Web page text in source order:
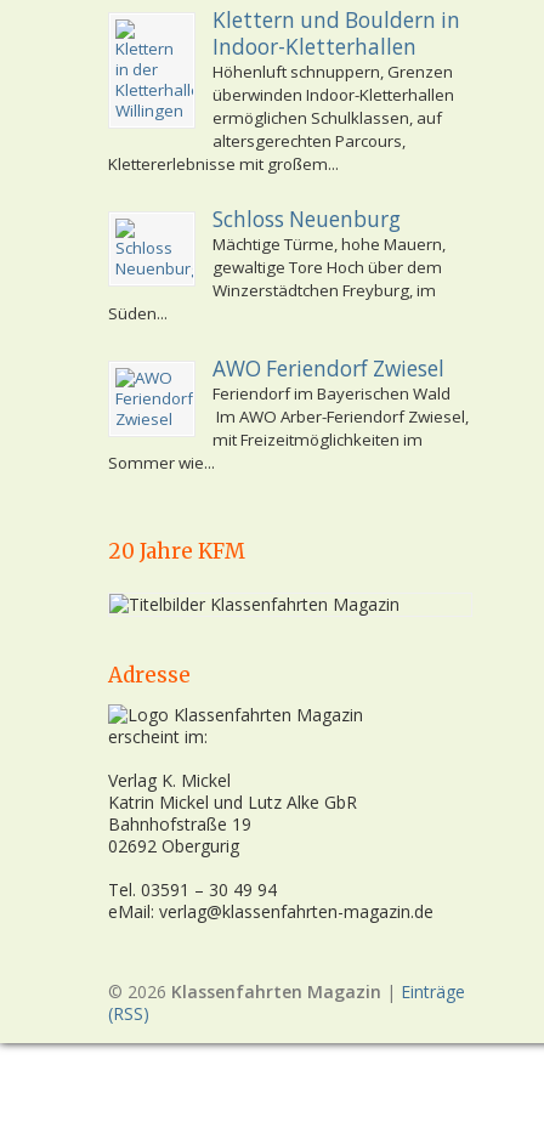
Klettern und Bouldern in
Indoor-Kletterhallen
Höhenluft schnuppern, Grenzen
überwinden Indoor-Kletterhallen
ermöglichen Schulklassen, auf
altersgerechten Parcours,
Klettererlebnisse mit großem...
Schloss Neuenburg
Mächtige Türme, hohe Mauern,
gewaltige Tore Hoch über dem
Winzerstädtchen Freyburg, im
Süden...
AWO Feriendorf Zwiesel
Feriendorf im Bayerischen Wald
Im AWO Arber-Feriendorf Zwiesel,
mit Freizeitmöglichkeiten im
Sommer wie...
20 Jahre KFM
Adresse
erscheint im:
Verlag K. Mickel
Katrin Mickel und Lutz Alke GbR
Bahnhofstraße 19
02692 Obergurig
Tel. 03591 – 30 49 94
eMail: verlag@klassenfahrten-magazin.de
© 2026 Klassenfahrten Magazin | Einträge
(RSS)